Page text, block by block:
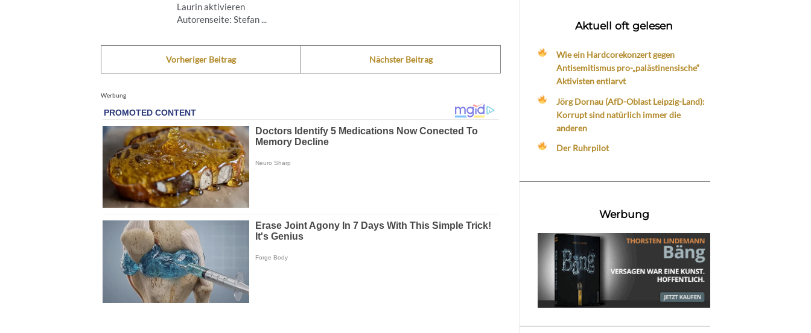
Laurin aktivieren
Autorenseite: Stefan ...
Vorheriger Beitrag Nächster Beitrag
Werbung
Aktuell oft gelesen
Wie ein Hardcorekonzert gegen
Antisemitismus pro-„palästinensische“
Aktivisten entlarvt
Jörg Dornau (AfD-Oblast Leipzig-Land):
Korrupt sind natürlich immer die
anderen
Der Ruhrpilot
Werbung